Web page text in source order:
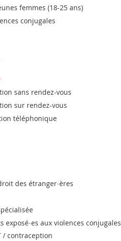
femmes (18-25 ans)
conjugales
sans rendez-vous
sur rendez-vous
téléphonique
des étranger·ères
exposé·es aux violences conjugales
/ contraception